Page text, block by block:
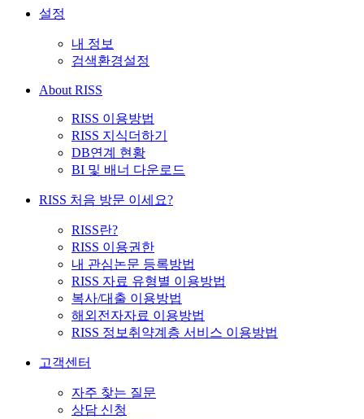
설정
내 정보
검색환경설정
About RISS
RISS 이용방법
RISS 지식더하기
DB연계 현황
BI 및 배너 다운로드
RISS 처음 방문 이세요?
RISS란?
RISS 이용권한
내 관심논문 등록방법
RISS 자료 유형별 이용방법
복사/대출 이용방법
해외전자자료 이용방법
RISS 정보취약계층 서비스 이용방법
고객센터
자주 찾는 질문
상담 신청